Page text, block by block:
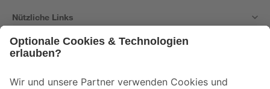
Nützliche Links
Der toom Newsletter: Keine Angebote und Aktionen mehr verpassen!